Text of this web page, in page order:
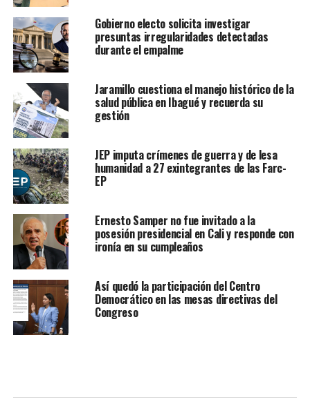
Gobierno electo solicita investigar
presuntas irregularidades detectadas
durante el empalme
Jaramillo cuestiona el manejo histórico de la
salud pública en Ibagué y recuerda su
gestión
JEP imputa crímenes de guerra y de lesa
humanidad a 27 exintegrantes de las Farc-
EP
Ernesto Samper no fue invitado a la
posesión presidencial en Cali y responde con
ironía en su cumpleaños
Así quedó la participación del Centro
Democrático en las mesas directivas del
Congreso